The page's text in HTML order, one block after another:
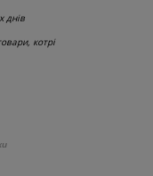
днів
котрі